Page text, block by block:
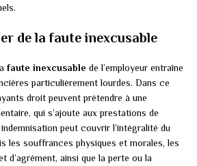
de la faute inexcusable
faute inexcusable de l’employeur entraîne
particulièrement lourdes. Dans ce
droit peuvent prétendre à une
qui s’ajoute aux prestations de
peut couvrir l’intégralité du
les souffrances physiques et morales, les
d’agrément, ainsi que la perte ou la